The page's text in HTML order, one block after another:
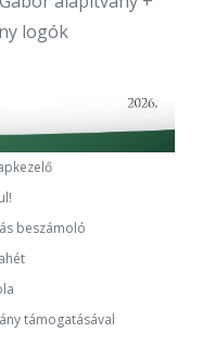
beszámoló
támogatásával